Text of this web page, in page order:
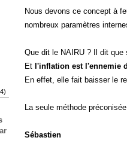
Nous devons ce concept à
nombreux paramètres
Que dit le NAIRU ? Il dit que
Et l'inflation est l'ennemie
En effet, elle fait baisser le
La seule méthode
Sébastien